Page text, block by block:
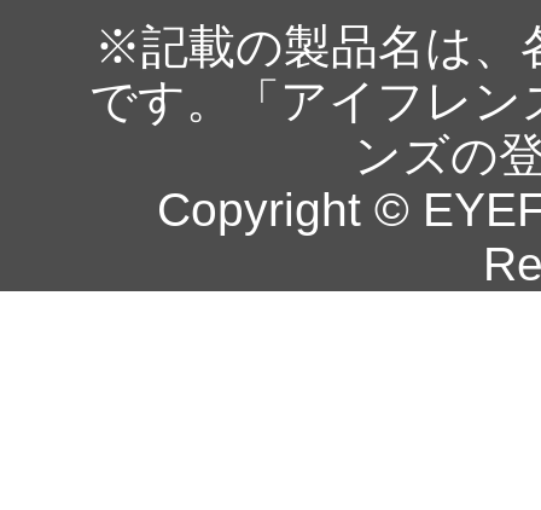
※記載の製品名は、
です。「アイフレ
ンズの
Copyright ©